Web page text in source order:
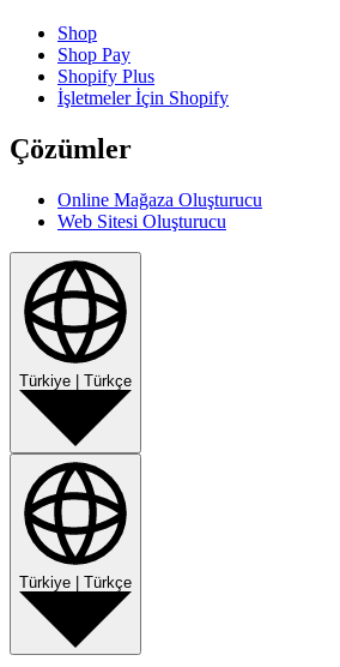
Shop
Shop Pay
Shopify Plus
İşletmeler İçin Shopify
Çözümler
Online Mağaza Oluşturucu
Web Sitesi Oluşturucu
Türkiye Türkçe
Türkiye Türkçe